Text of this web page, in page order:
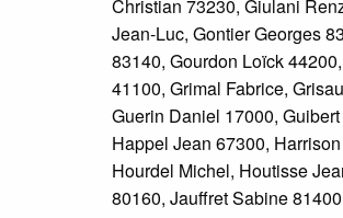
Christian 73230, Giulani
Jean-Luc, Gontier Georges
83140, Gourdon Loïck
41100, Grimal Fabrice,
Guerin Daniel 17000,
Happel Jean 67300,
Hourdel Michel, Houtisse
80160, Jauffret Sabine